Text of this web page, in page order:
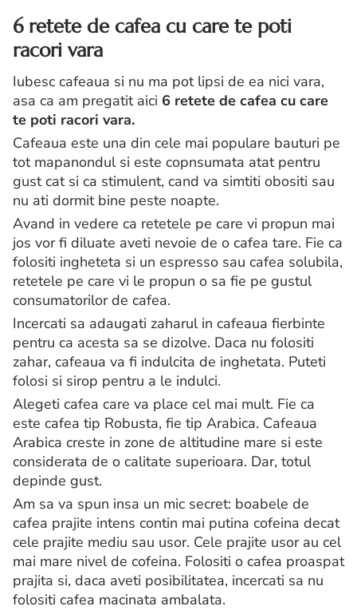
6 retete de cafea cu care te poti
racori vara
Iubesc cafeaua si nu ma pot lipsi de ea nici vara,
asa ca am pregatit aici 6 retete de cafea cu care
te poti racori vara.
Cafeaua este una din cele mai populare bauturi pe
tot mapanondul si este copnsumata atat pentru
gust cat si ca stimulent, cand va simtiti obositi sau
nu ati dormit bine peste noapte.
Avand in vedere ca retetele pe care vi propun mai
jos vor fi diluate aveti nevoie de o cafea tare. Fie ca
folositi ingheteta si un espresso sau cafea solubila,
retetele pe care vi le propun o sa fie pe gustul
consumatorilor de cafea.
Incercati sa adaugati zaharul in cafeaua fierbinte
pentru ca acesta sa se dizolve. Daca nu folositi
zahar, cafeaua va fi indulcita de inghetata. Puteti
folosi si sirop pentru a le indulci.
Alegeti cafea care va place cel mai mult. Fie ca
este cafea tip Robusta, fie tip Arabica. Cafeaua
Arabica creste in zone de altitudine mare si este
considerata de o calitate superioara. Dar, totul
depinde gust.
Am sa va spun insa un mic secret: boabele de
cafea prajite intens contin mai putina cofeina decat
cele prajite mediu sau usor. Cele prajite usor au cel
mai mare nivel de cofeina. Folositi o cafea proaspat
prajita si, daca aveti posibilitatea, incercati sa nu
folositi cafea macinata ambalata.